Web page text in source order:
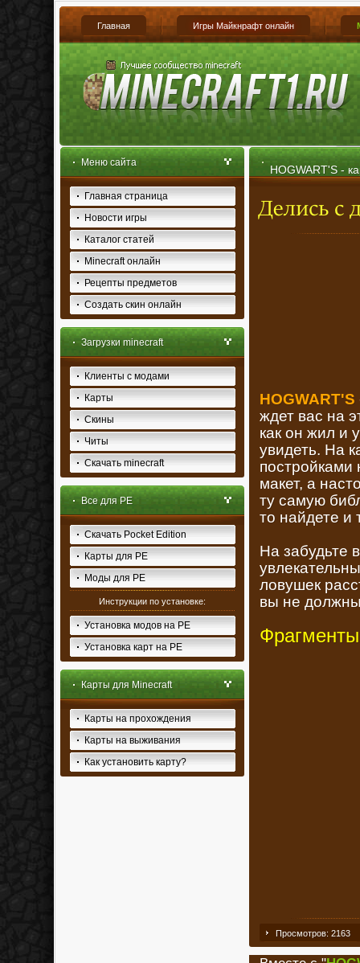
Главная Игры Майкнрафт онлайн
Меню сайта
Главная страница
Новости игры
Каталог статей
Minecraft онлайн
Рецепты предметов
Создать скин онлайн
Загрузки minecraft
Клиенты с модами
Карты
Скины
Читы
Скачать minecraft
Все для PE
Скачать Pocket Edition
Карты для PE
Моды для PE
Инструкции по установке:
Установка модов на PE
Установка карт на PE
Карты для Minecraft
Карты на прохождения
Карты на выживания
Как установить карту?
HOGWART'S -
HOGWART'S
ждет вас на
как он жил и
увидеть. На
макет, а
ту самую
то найдете и
На забудьте
ловушек
вы не
Просмотров: 2163